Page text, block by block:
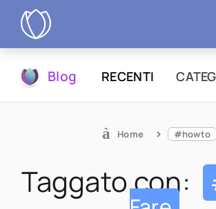
Prova
Blog RECENTI
Home #howto
Taggato con: